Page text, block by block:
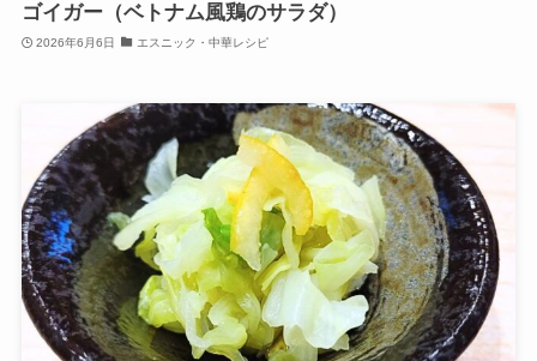
ゴイガー（ベトナム風鶏のサラダ）
2026年6月6日 エスニック・中華レシピ